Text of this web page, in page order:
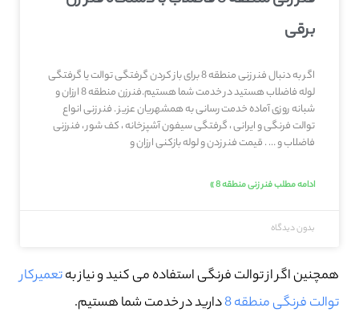
برقی
اگر به دنبال فنر زنی منطقه 8 برای باز کردن گرفتگی توالت یا گرفتگی
لوله فاضلاب هستید در خدمت شما هستیم.فنرزن منطقه 8 ارزان و
شبانه روزی آماده خدمت رسانی به همشهریان عزیز . فنر زنی انواع
توالت فرنگی و ایرانی ، گرفتگی سیفون آشپزخانه ، کف شور ، فنرزنی
فاضلاب و … . قیمت فنر زدن و لوله بازکنی ارزان و
ادامه مطلب فنر زنی منطقه 8 »
بدون دیدگاه
همچنین اگر از توالت فرنگی استفاده می کنید و نیاز بهتعمیرکار
توالت فرنگی منطقه 8 دارید در خدمت شما هستیم.